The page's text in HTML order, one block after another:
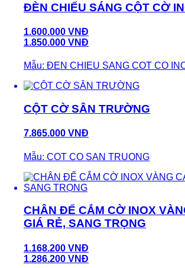
ĐÈN CHIẾU SÁNG CỘT CỜ
1.600.000 VNĐ
1.850.000 VNĐ
Mẫu: ĐEN CHIEU SANG COT CO
CỘT CỜ SÂN TRƯỜNG
7.865.000 VNĐ
Mẫu: COT CO SAN TRUONG
CHÂN ĐẾ CẮM CỜ INOX
GIÁ RẺ, SANG TRỌNG
1.168.200 VNĐ
1.286.200 VNĐ